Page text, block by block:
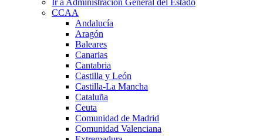
CCAA
Andalucía
Aragón
Baleares
Canarias
Cantabria
Castilla y León
Castilla-La Mancha
Cataluña
Ceuta
Comunidad de Madrid
Comunidad Valenciana